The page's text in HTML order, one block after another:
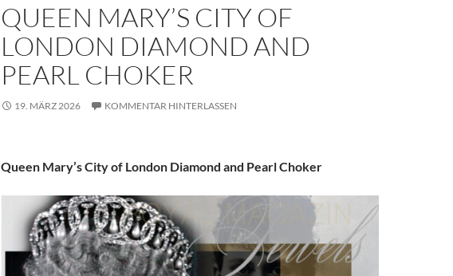
QUEEN MARY’S CITY OF
LONDON DIAMOND AND
PEARL CHOKER
19. MÄRZ 2026 KOMMENTAR HINTERLASSEN
Queen Mary’s City of London Diamond and Pearl Choker